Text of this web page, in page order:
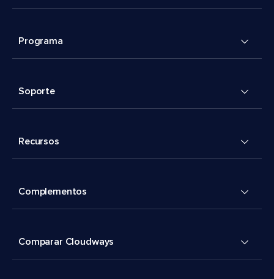
Programa
Soporte
Recursos
Complementos
Comparar Cloudways